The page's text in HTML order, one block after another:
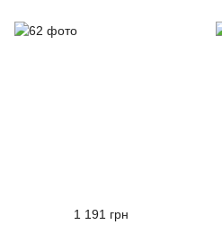
1 191 грн